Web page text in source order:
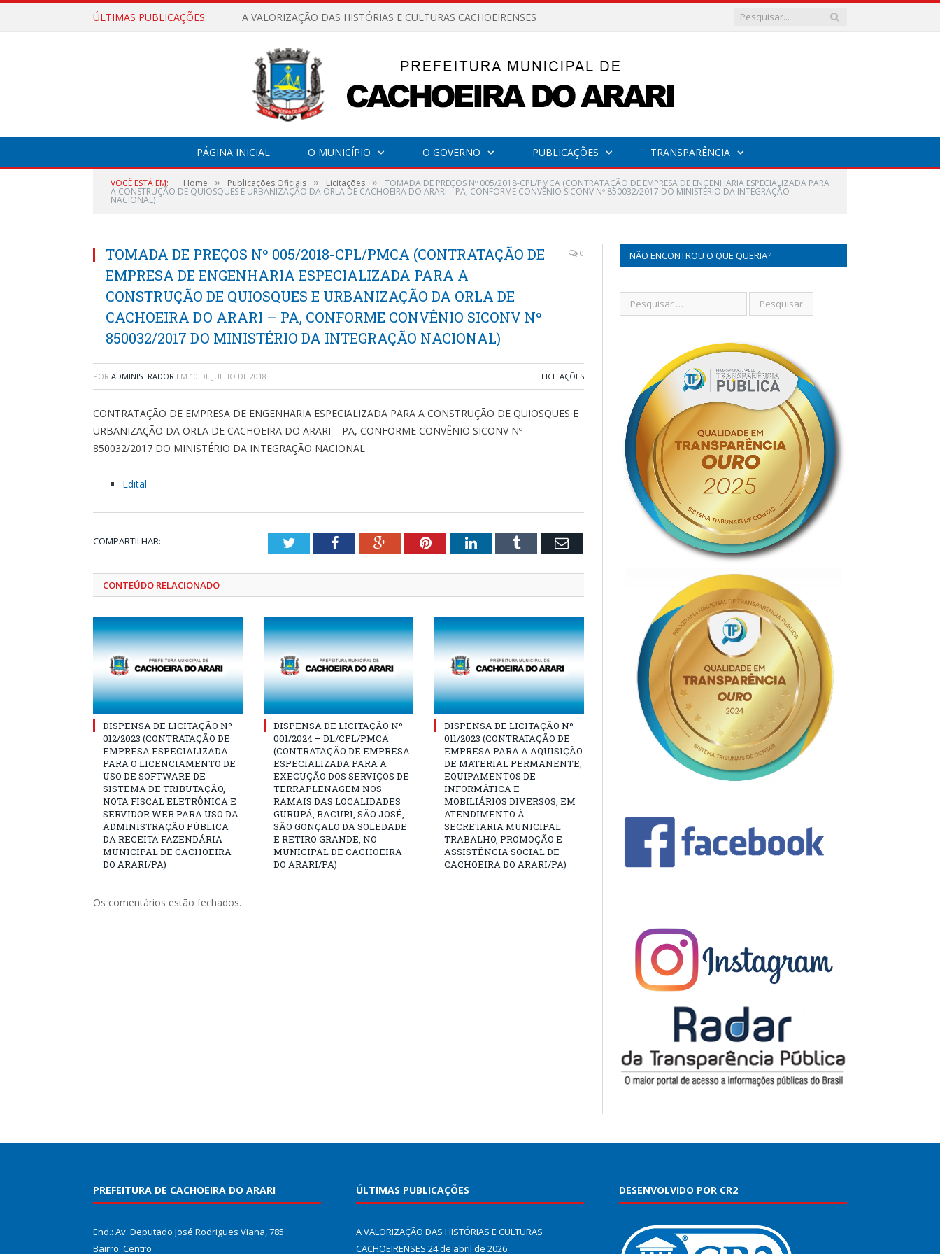
ÚLTIMAS PUBLICAÇÕES: A VALORIZAÇÃO DAS HISTÓRIAS E CULTURAS CACHOEIRENSES
PÁGINA INICIAL O MUNICÍPIO O GOVERNO PUBLICAÇÕES TRANSPARÊNCIA
VOCÊ ESTÁ EM: Home » Publicações Oficiais » Licitações » TOMADA DE PREÇOS Nº 005/2018-CPL/PMCA (CONTRATAÇÃO DE EMPRESA DE ENGENHARIA ESPECIALIZADA PARA
A CONSTRUÇÃO DE QUIOSQUES E URBANIZAÇÃO DA ORLA DE CACHOEIRA DO ARARI – PA, CONFORME CONVÊNIO SICONV Nº 850032/2017 DO MINISTÉRIO DA INTEGRAÇÃO
NACIONAL)
TOMADA DE PREÇOS Nº 005/2018-CPL/PMCA (CONTRATAÇÃO DE
EMPRESA DE ENGENHARIA ESPECIALIZADA PARA A
CONSTRUÇÃO DE QUIOSQUES E URBANIZAÇÃO DA ORLA DE
CACHOEIRA DO ARARI – PA, CONFORME CONVÊNIO SICONV Nº
850032/2017 DO MINISTÉRIO DA INTEGRAÇÃO NACIONAL)
0
POR ADMINISTRADOR EM 10 DE JULHO DE 2018 LICITAÇÕES
CONTRATAÇÃO DE EMPRESA DE ENGENHARIA ESPECIALIZADA PARA A CONSTRUÇÃO DE QUIOSQUES E
URBANIZAÇÃO DA ORLA DE CACHOEIRA DO ARARI – PA, CONFORME CONVÊNIO SICONV Nº
850032/2017 DO MINISTÉRIO DA INTEGRAÇÃO NACIONAL
Edital
COMPARTILHAR: TwitterFacebookGoogle+PinterestLinkedInTumblr Email
CONTEÚDO RELACIONADO
DISPENSA DE LICITAÇÃO Nº
012/2023 (CONTRATAÇÃO DE
EMPRESA ESPECIALIZADA
PARA O LICENCIAMENTO DE
USO DE SOFTWARE DE
SISTEMA DE TRIBUTAÇÃO,
NOTA FISCAL ELETRÔNICA E
SERVIDOR WEB PARA USO DA
ADMINISTRAÇÃO PÚBLICA
DA RECEITA FAZENDÁRIA
MUNICIPAL DE CACHOEIRA
DO ARARI/PA)
DISPENSA DE LICITAÇÃO Nº
001/2024 – DL/CPL/PMCA
(CONTRATAÇÃO DE EMPRESA
ESPECIALIZADA PARA A
EXECUÇÃO DOS SERVIÇOS DE
TERRAPLENAGEM NOS
RAMAIS DAS LOCALIDADES
GURUPÁ, BACURI, SÃO JOSÉ,
SÃO GONÇALO DA SOLEDADE
E RETIRO GRANDE, NO
MUNICIPAL DE CACHOEIRA
DO ARARI/PA)
DISPENSA DE LICITAÇÃO Nº
011/2023 (CONTRATAÇÃO DE
EMPRESA PARA A AQUISIÇÃO
DE MATERIAL PERMANENTE,
EQUIPAMENTOS DE
INFORMÁTICA E
MOBILIÁRIOS DIVERSOS, EM
ATENDIMENTO À
SECRETARIA MUNICIPAL
TRABALHO, PROMOÇÃO E
ASSISTÊNCIA SOCIAL DE
CACHOEIRA DO ARARI/PA)
Os comentários estão fechados.
NÃO ENCONTROU O QUE QUERIA?
PREFEITURA DE CACHOEIRA DO ARARI
End.: Av. Deputado José Rodrigues Viana, 785
Bairro: Centro
ÚLTIMAS PUBLICAÇÕES
A VALORIZAÇÃO DAS HISTÓRIAS E CULTURAS
CACHOEIRENSES 24 de abril de 2026
DESENVOLVIDO POR CR2